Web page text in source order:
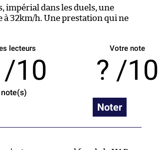
impérial dans les duels, une
32km/h. Une prestation qui ne
lecteurs
10
note(s)
Votre note
/10
Noter